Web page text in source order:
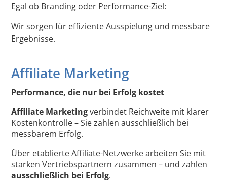
Egal ob Branding oder Performance-Ziel:
Wir sorgen für effiziente Ausspielung und messbare
Ergebnisse.
Affiliate Marketing
Performance, die nur bei Erfolg kostet
Affiliate Marketingverbindet Reichweite mit klarer
Kostenkontrolle – Sie zahlen ausschließlich bei
messbarem Erfolg.
Über etablierte Affiliate-Netzwerke arbeiten Sie mit
starken Vertriebspartnern zusammen – und zahlen
ausschließlich bei Erfolg.